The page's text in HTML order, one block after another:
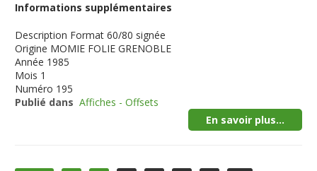
Informations supplémentaires
Description Format 60/80 signée
Origine MOMIE FOLIE GRENOBLE
Année 1985
Mois 1
Numéro 195
Publié dans Affiches - Offsets
En savoir plus...